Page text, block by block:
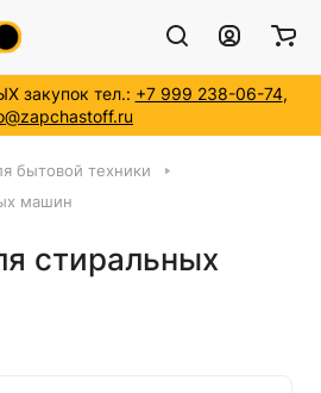
закупок тел.: +7 999 238-06-74,
бытовой техники
машин
стиральных